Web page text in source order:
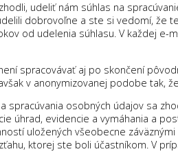
udeliť nám súhlas na
dobrovoľne a ste si vedomí, že
od udelenia súhlasu. V každej
spracovávať aj po skončení
v anonymizovanej podobe tak,
spracúvania osobných údajov sa
úhrad, evidencie a vymáhania a
uložených všeobecne
ktorej ste boli účastníkom. V